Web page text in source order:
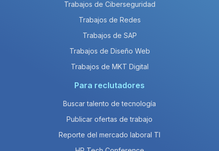
Trabajos de Ciberseguridad
Trabajos de Redes
Trabajos de SAP
Trabajos de Diseño Web
Trabajos de MKT Digital
Para reclutadores
Buscar talento de tecnología
Publicar ofertas de trabajo
Reporte del mercado laboral TI